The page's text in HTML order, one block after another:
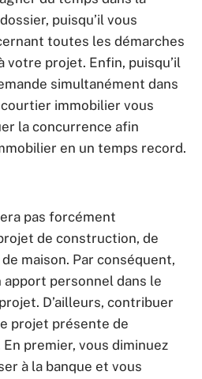
puisqu’il vous
toutes les démarches
votre projet. Enfin, puisqu’il
simultanément dans
immobilier vous
la concurrence afin
en un temps record.
pas forcément
de construction, de
maison. Par conséquent,
apport personnel dans le
D’ailleurs, contribuer
projet présente de
premier, vous diminuez
à la banque et vous